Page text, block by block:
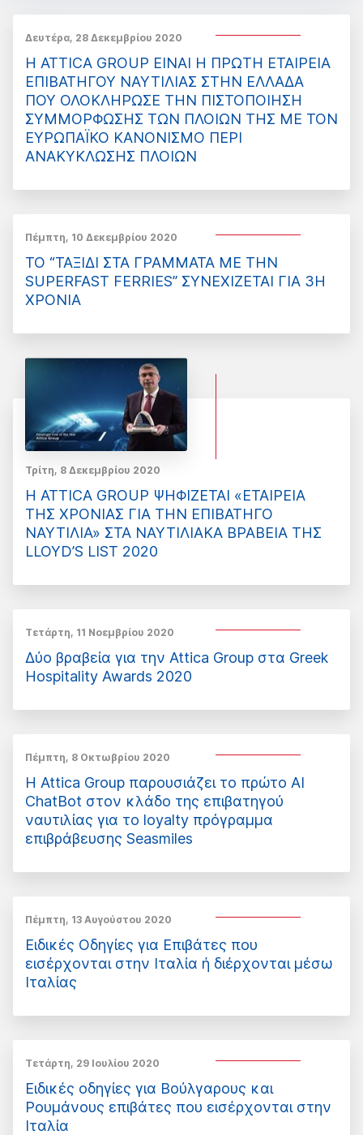
Δευτέρα, 28 Δεκεμβρίου 2020
Η ATTICA GROUP ΕΙΝΑΙ Η ΠΡΩΤΗ ΕΤΑΙΡΕΙΑ
ΕΠΙΒΑΤΗΓΟΥ ΝΑΥΤΙΛΙΑΣ ΣΤΗΝ ΕΛΛΑΔΑ
ΠΟΥ ΟΛΟΚΛΗΡΩΣΕ ΤΗΝ ΠΙΣΤΟΠΟΙΗΣΗ
ΣΥΜΜΟΡΦΩΣΗΣ ΤΩΝ ΠΛΟΙΩΝ ΤΗΣ ΜΕ ΤΟΝ
ΕΥΡΩΠΑΪΚΟ ΚΑΝΟΝΙΣΜΟ ΠΕΡΙ
ΑΝΑΚΥΚΛΩΣΗΣ ΠΛΟΙΩΝ
Πέμπτη, 10 Δεκεμβρίου 2020
ΤΟ “ΤΑΞΙΔΙ ΣΤΑ ΓΡΑΜΜΑΤΑ ΜΕ ΤΗΝ
SUPERFAST FERRIES” ΣΥΝΕΧΙΖΕΤΑΙ ΓΙΑ 3Η
ΧΡΟΝΙΑ
Τρίτη, 8 Δεκεμβρίου 2020
Η ATTICA GROUP ΨΗΦΙΖΕΤΑΙ «ΕΤΑΙΡΕΙΑ
ΤΗΣ ΧΡΟΝΙΑΣ ΓΙΑ ΤΗΝ ΕΠΙΒΑΤΗΓΟ
ΝΑΥΤΙΛΙΑ» ΣΤΑ ΝΑΥΤΙΛΙΑΚΑ ΒΡΑΒΕΙΑ ΤΗΣ
LLOYD’S LIST 2020
Τετάρτη, 11 Νοεμβρίου 2020
Δύο βραβεία για την Attica Group στα Greek
Hospitality Awards 2020
Πέμπτη, 8 Οκτωβρίου 2020
H Attica Group παρουσιάζει το πρώτο AI
ChatBot στον κλάδο της επιβατηγού
ναυτιλίας για το loyalty πρόγραμμα
επιβράβευσης Seasmiles
Πέμπτη, 13 Αυγούστου 2020
Ειδικές Οδηγίες για Επιβάτες που
εισέρχονται στην Ιταλία ή διέρχονται μέσω
Ιταλίας
Τετάρτη, 29 Ιουλίου 2020
Ειδικές οδηγίες για Βούλγαρους και
Ρουμάνους επιβάτες που εισέρχονται στην
Ιταλία